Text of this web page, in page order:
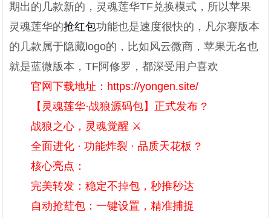
期出的几款新的，灵魂莲华TF兑换模式，所以苹果
灵魂莲华的抢红包功能也是速度很快的，凡尔赛版本
的几款属于隐藏logo的，比如风云微商，苹果无名也
就是蓝微版本，TF阿修罗，都深受用户喜欢
官网下载地址：https://yongen.site/
【灵魂莲华·战狼源码包】正式发布 ?
战狼之心，灵魂觉醒 ⚔
全面进化 · 功能炸裂 · 品质天花板 ?
核心亮点：
完美转发：稳定不掉包，秒推秒达
自动抢荭包：一键设置，精准捕捉